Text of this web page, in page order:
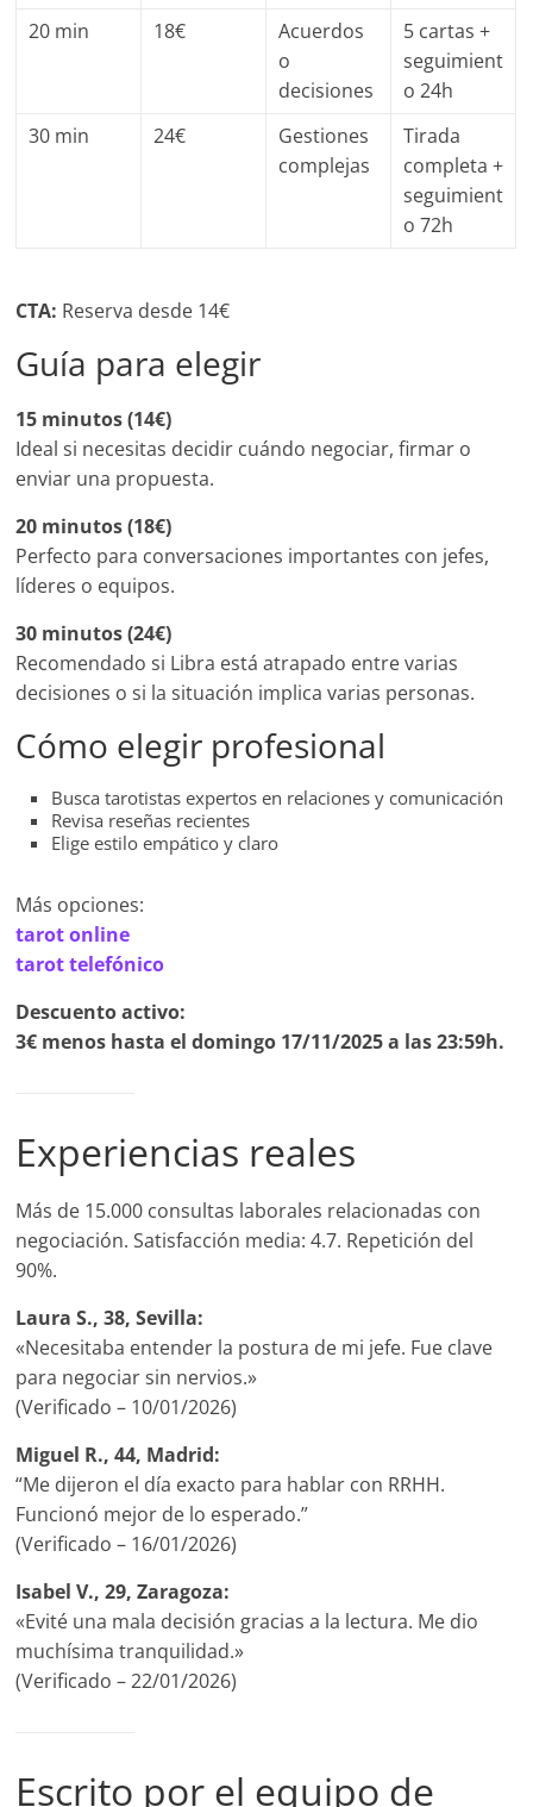
20 min
18€
Acuerdos
o
decisiones
5 cartas +
seguimient
o 24h
30 min
24€
Gestiones
complejas
Tirada
completa +
seguimient
o 72h
CTA: Reserva desde 14€
Guía para elegir
15 minutos (14€)
Ideal si necesitas decidir cuándo negociar, firmar o
enviar una propuesta.
20 minutos (18€)
Perfecto para conversaciones importantes con jefes,
líderes o equipos.
30 minutos (24€)
Recomendado si Libra está atrapado entre varias
decisiones o si la situación implica varias personas.
Cómo elegir profesional
Busca tarotistas expertos en relaciones y comunicación
Revisa reseñas recientes
Elige estilo empático y claro
Más opciones:
tarot online
tarot telefónico
Descuento activo:
3€ menos hasta el domingo 17/11/2025 a las 23:59h.
Experiencias reales
Más de 15.000 consultas laborales relacionadas con
negociación. Satisfacción media: 4.7. Repetición del
90%.
Laura S., 38, Sevilla:
«Necesitaba entender la postura de mi jefe. Fue clave
para negociar sin nervios.»
(Verificado – 10/01/2026)
Miguel R., 44, Madrid:
“Me dijeron el día exacto para hablar con RRHH.
Funcionó mejor de lo esperado.”
(Verificado – 16/01/2026)
Isabel V., 29, Zaragoza:
«Evité una mala decisión gracias a la lectura. Me dio
muchísima tranquilidad.»
(Verificado – 22/01/2026)
Escrito por el equipo de